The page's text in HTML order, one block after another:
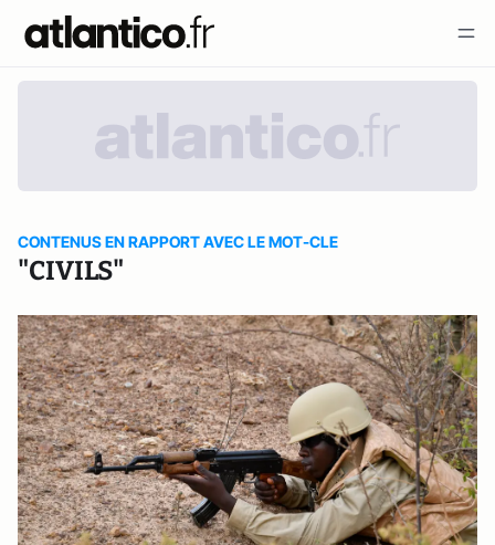
CONTENUS EN RAPPORT AVEC LE MOT-CLE
"CIVILS"